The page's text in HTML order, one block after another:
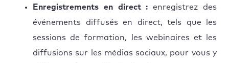
Enregistrements en direct : enregistrez des
événements diffusés en direct, tels que les
sessions de formation, les webinaires et les
diffusions sur les médias sociaux, pour vous y